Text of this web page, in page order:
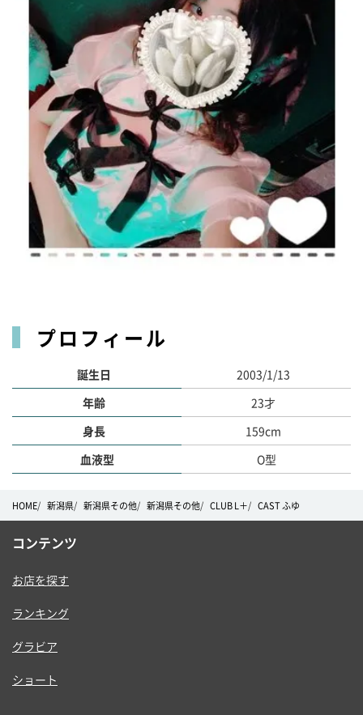
プロフィール
誕生日
2003/1/13
年齢
23才
身長
159cm
血液型
O型
HOME 新潟県 新潟県その他 新潟県その他 CLUB L＋ CAST ふゆ
コンテンツ
お店を探す
ランキング
グラビア
ショート